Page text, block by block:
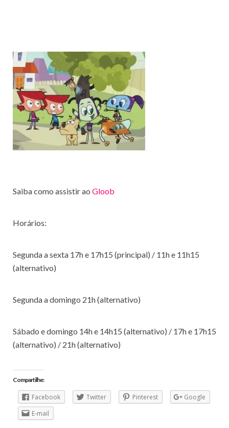
Saiba como assistir ao Gloob
Horários:
Segunda a sexta 17h e 17h15 (principal) / 11h e 11h15
(alternativo)
Segunda a domingo 21h (alternativo)
Sábado e domingo 14h e 14h15 (alternativo) / 17h e 17h15
(alternativo) / 21h (alternativo)
Compartilhe:
Facebook Twitter Pinterest
Google
E-mail